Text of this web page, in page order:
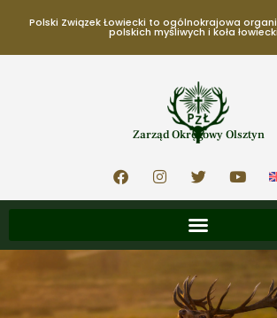
Polski Związek Łowiecki to ogólnokrajowa
polskich myśliwych i koła
Zarząd Okręgowy Olsztyn